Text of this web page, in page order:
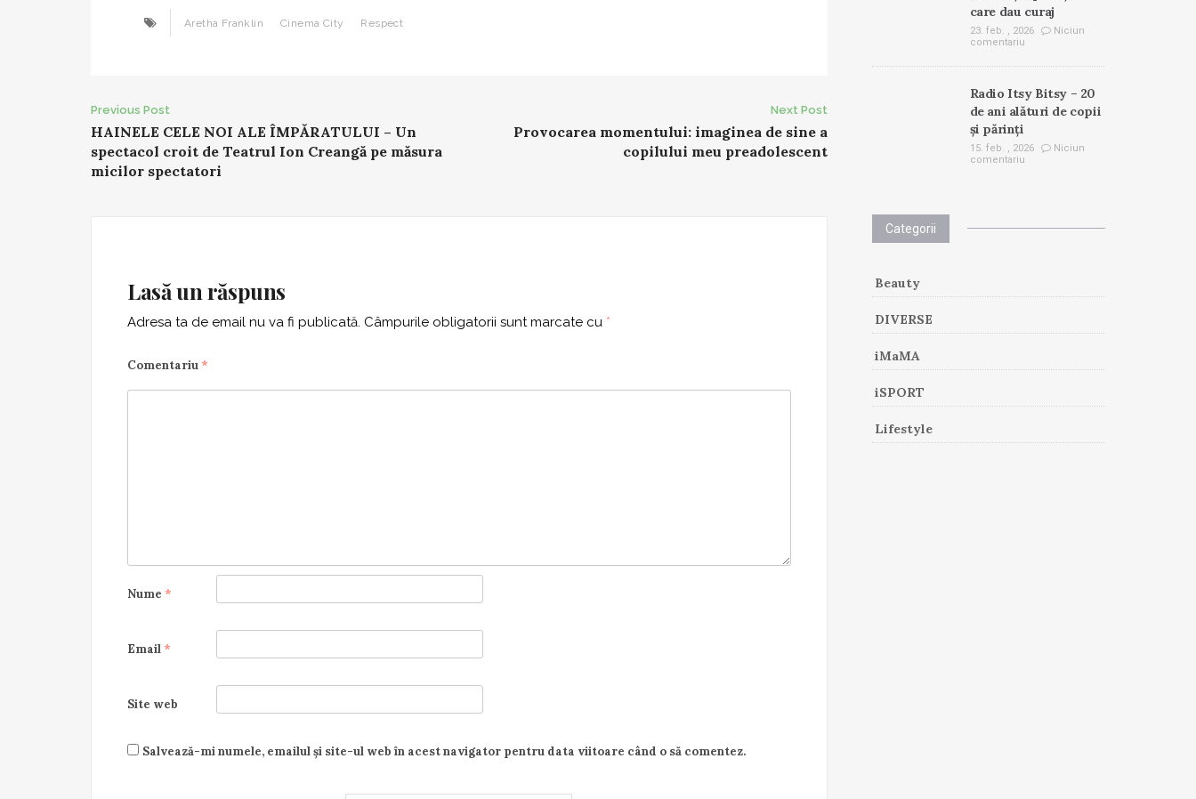
Aretha Franklin Cinema City Respect
Post
navigation
Previous Post
HAINELE CELE NOI ALE ÎMPĂRATULUI – Un
spectacol croit de Teatrul Ion Creangă pe măsura
micilor spectatori
Next Post
Provocarea momentului: imaginea de sine a
copilului meu preadolescent
Lasă un răspuns
Adresa ta de email nu va fi publicată. Câmpurile obligatorii sunt marcate cu *
Comentariu *
Nume *
Email *
Site web
Salvează-mi numele, emailul și site-ul web în acest navigator pentru data viitoare când o să comentez.
care dau curaj
23. feb. , 2026
Niciun
comentariu
Radio Itsy Bitsy – 20
de ani alături de copii
și părinți
15. feb. , 2026
Niciun
comentariu
Categorii
Beauty
DIVERSE
iMaMA
iSPORT
Lifestyle